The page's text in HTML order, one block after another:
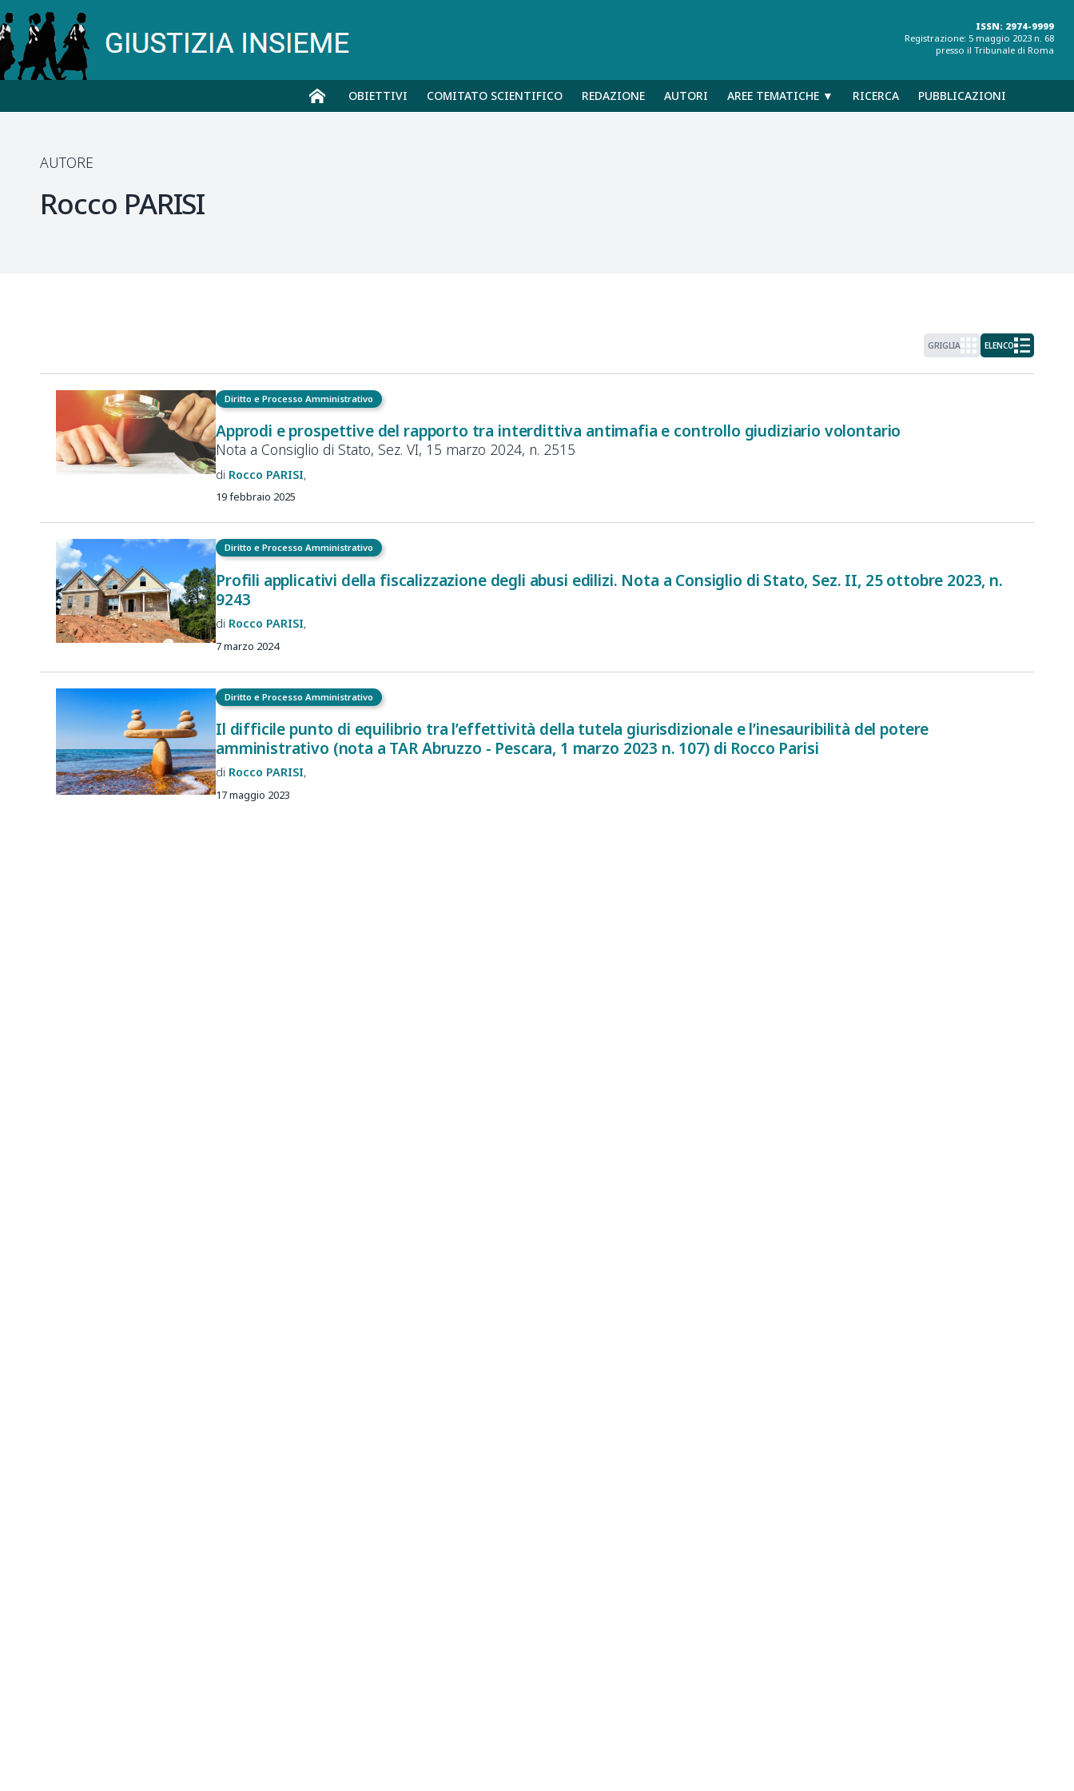
ISSN: 2974-9999
Registrazione: 5 maggio 2023 n. 68
presso il Tribunale di Roma
OBIETTIVI COMITATO SCIENTIFICO REDAZIONE AUTORI AREE TEMATICHE ▼ RICERCA PUBBLICAZIONI
AUTORE
Rocco PARISI
GRIGLIA ELENCO
Diritto e Processo Amministrativo
Approdi e prospettive del rapporto tra interdittiva antimafia e controllo giudiziario volontario
Nota a Consiglio di Stato, Sez. VI, 15 marzo 2024, n. 2515
Rocco PARISI
19 febbraio 2025
Diritto e Processo Amministrativo
Profili applicativi della fiscalizzazione degli abusi edilizi. Nota a Consiglio di Stato, Sez. II, 25 ottobre 2023, n.
9243
Rocco PARISI
7 marzo 2024
Diritto e Processo Amministrativo
Il difficile punto di equilibrio tra l’effettività della tutela giurisdizionale e l’inesauribilità del potere
amministrativo (nota a TAR Abruzzo - Pescara, 1 marzo 2023 n. 107) di Rocco Parisi
Rocco PARISI
17 maggio 2023